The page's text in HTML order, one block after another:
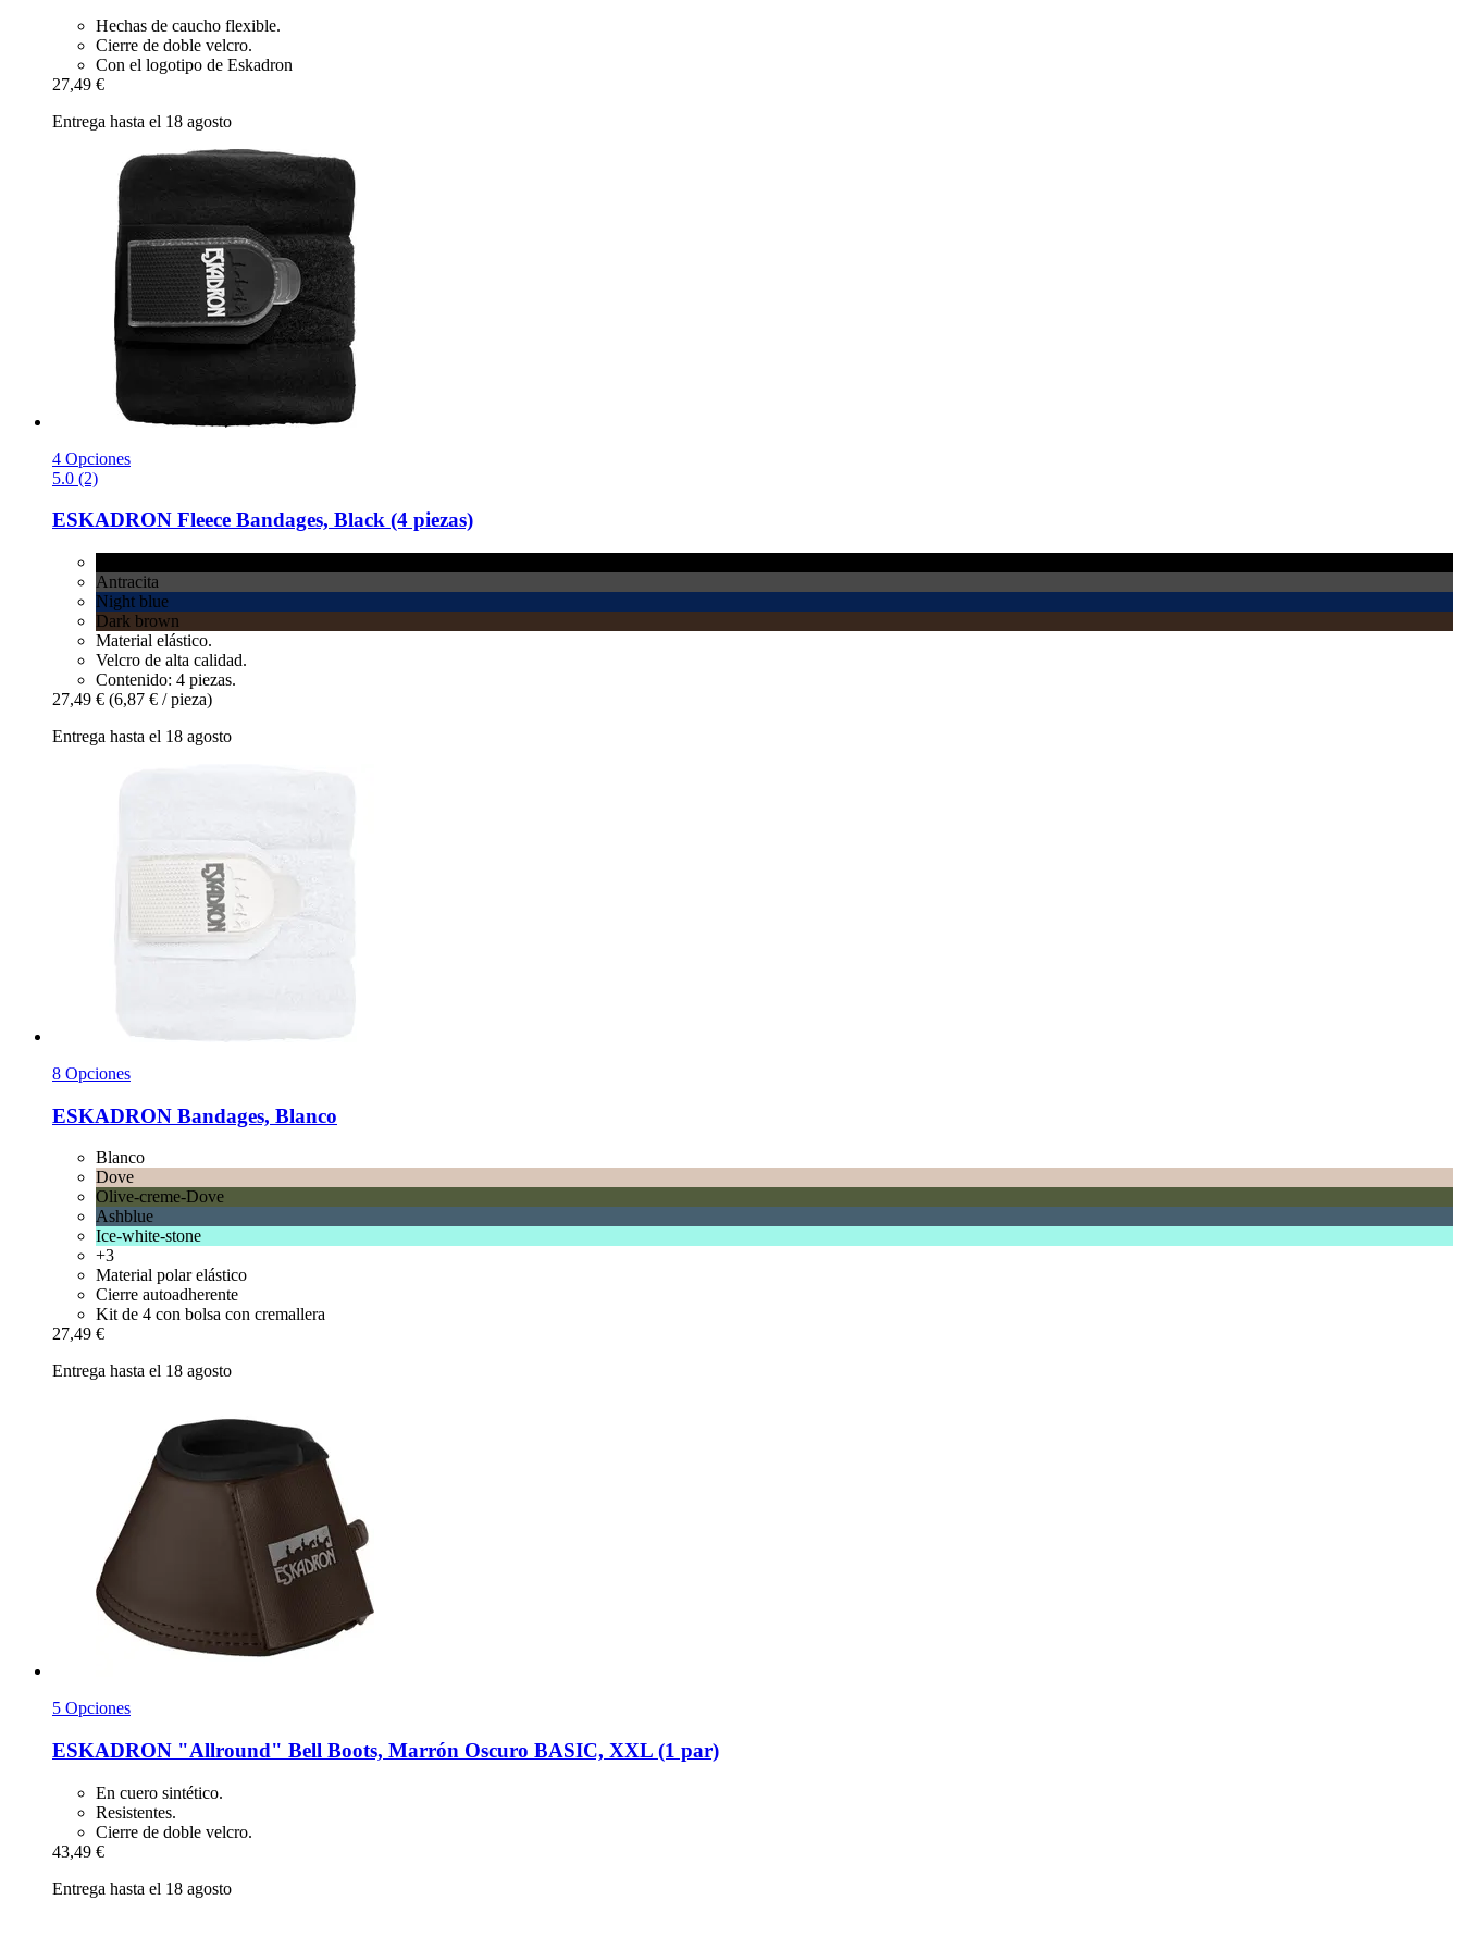
Hechas de caucho flexible.
Cierre de doble velcro.
Con el logotipo de Eskadron
27,49 €
Entrega hasta el 18 agosto
4 Opciones
5.0 (2)
ESKADRON Fleece Bandages, Black (4 piezas)
Antracita
Night blue
Dark brown
Material elástico.
Velcro de alta calidad.
Contenido: 4 piezas.
27,49 € (6,87 € / pieza)
Entrega hasta el 18 agosto
8 Opciones
ESKADRON Bandages, Blanco
Blanco
Dove
Olive-creme-Dove
Ashblue
Ice-white-stone
+3
Material polar elástico
Cierre autoadherente
Kit de 4 con bolsa con cremallera
27,49 €
Entrega hasta el 18 agosto
5 Opciones
ESKADRON "Allround" Bell Boots, Marrón Oscuro BASIC, XXL (1 par)
En cuero sintético.
Resistentes.
Cierre de doble velcro.
43,49 €
Entrega hasta el 18 agosto